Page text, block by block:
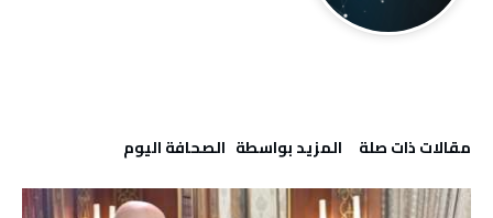
‫مقالات ذات صلة‬ ‫‫المزيد بواسطة‬ ‬ ‭ ‬الصحافة‭ ‬اليوم